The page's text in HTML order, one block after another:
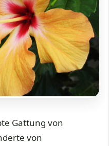
Gattung von
von